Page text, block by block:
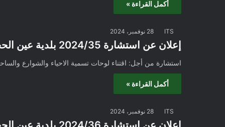
أكمل القراءة »
ITS 28 نوفمبر، 2024
إعلان عن استشارة 2024/35 بلدية عين الحجل
استشارة من أجل: اقتناء لوحات تسمية الاحياء والشوارع
أكمل القراءة »
ITS 28 نوفمبر، 2024